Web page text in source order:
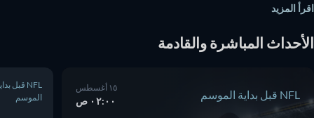
عبر الإنترنت مجانًا.
المزيد
المباشرة والقادمة
NFL قبل بداية الموسم ٠٢:٠٠ ص
NFL قبل بداية
الموسم